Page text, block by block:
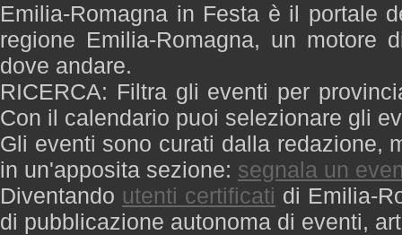
Emilia-Romagna in Festa è il portale
regione Emilia-Romagna, un motore
dove andare.
RICERCA: Filtra gli eventi per
Con il calendario puoi selezionare gli
Gli eventi sono curati dalla redazione,
in un'apposita sezione: segnala un
Diventando utenti certificati di Emilia-
di pubblicazione autonoma di eventi,